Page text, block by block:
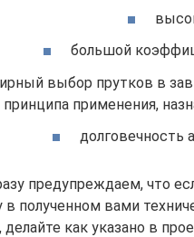
большой
выбор прутков в
принципа применения,
долговечность
предупреждаем, что
в полученном вами
делайте как указано в